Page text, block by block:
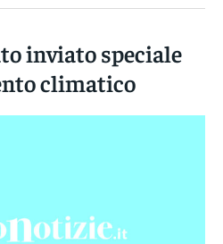
inviato speciale
climatico